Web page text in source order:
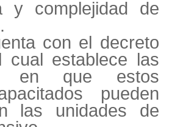
y complejidad de
con el decreto
cual establece las
en que estos
pueden
las unidades de